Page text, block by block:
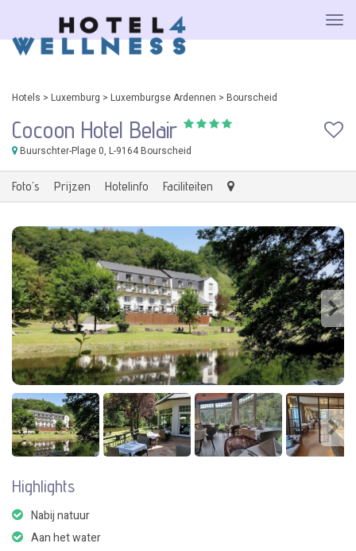
Hotels > Luxemburg > Luxemburgse Ardennen > Bourscheid
Cocoon Hotel Belair
Buurschter-Plage 0, L-9164 Bourscheid
Foto's Prijzen Hotelinfo Faciliteiten
Highlights
Nabij natuur
Aan het water